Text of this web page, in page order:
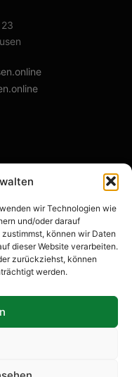
wir Technologien wie
und/oder darauf
können wir Daten
dieser Website verarbeiten.
zurückziehst, können
werden.
| Save the Date |